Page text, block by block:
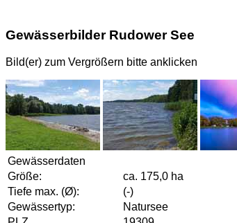
Gewässerbilder Rudower See
Bild(er) zum Vergrößern bitte anklicken
Gewässerdaten
Größe:
ca. 175,0 ha
Tiefe max. (Ø):
(-)
Gewässertyp:
Natursee